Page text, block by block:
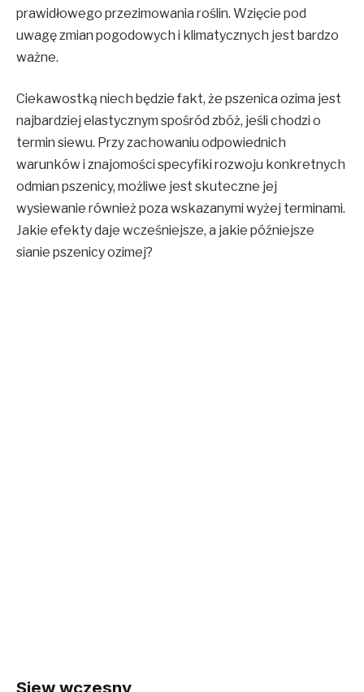
prawidłowego przezimowania roślin. Wzięcie pod
uwagę zmian pogodowych i klimatycznych jest bardzo
ważne.
Ciekawostką niech będzie fakt, że pszenica ozima jest
najbardziej elastycznym spośród zbóż, jeśli chodzi o
termin siewu. Przy zachowaniu odpowiednich
warunków i znajomości specyfiki rozwoju konkretnych
odmian pszenicy, możliwe jest skuteczne jej
wysiewanie również poza wskazanymi wyżej terminami.
Jakie efekty daje wcześniejsze, a jakie późniejsze
sianie pszenicy ozimej?
Siew wczesny